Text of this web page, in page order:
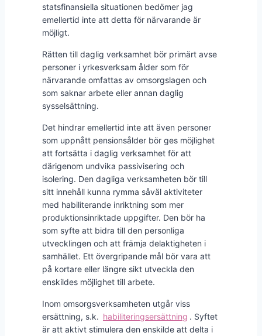
statsfinansiella situationen bedömer jag
emellertid inte att detta för närvarande är
möjligt.
Rätten till daglig verksamhet bör primärt avse
personer i yrkesverksam ålder som för
närvarande omfattas av omsorgslagen och
som saknar arbete eller annan daglig
sysselsättning.
Det hindrar emellertid inte att även personer
som uppnått pensionsålder bör ges möjlighet
att fortsätta i daglig verksamhet för att
därigenom undvika passivisering och
isolering. Den dagliga verksamheten bör till
sitt innehåll kunna rymma såväl aktiviteter
med habiliterande inriktning som mer
produktionsinriktade uppgifter. Den bör ha
som syfte att bidra till den personliga
utvecklingen och att främja delaktigheten i
samhället. Ett övergripande mål bör vara att
på kortare eller längre sikt utveckla den
enskildes möjlighet till arbete.
Inom omsorgsverksamheten utgår viss
ersättning, s.k. habiliteringsersättning . Syftet
är att aktivt stimulera den enskilde att delta i